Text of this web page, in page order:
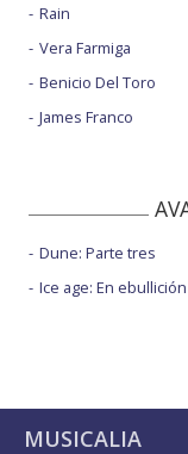
Rain
Vera Farmiga
Benicio Del Toro
James Franco
Dune: Parte tres
Ice age: En ebullición
MUSICALIA